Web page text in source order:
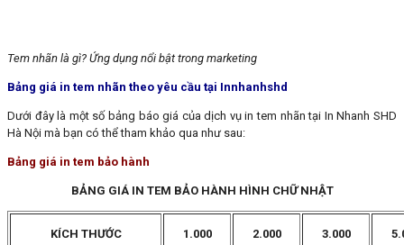
Tem nhãn là gì? Ứng dụng nổi bật trong marketing
Bảng giá in tem nhãn theo yêu cầu tại Innhanhshd
Dưới đây là một số bảng báo giá của dịch vụ in tem nhãn tại In Nhanh SHD
Hà Nội mà bạn có thể tham khảo qua như sau:
Bảng giá in tem bảo hành
BẢNG GIÁ IN TEM BẢO HÀNH HÌNH CHỮ NHẬT
KÍCH THƯỚC 1.000 2.000 3.000